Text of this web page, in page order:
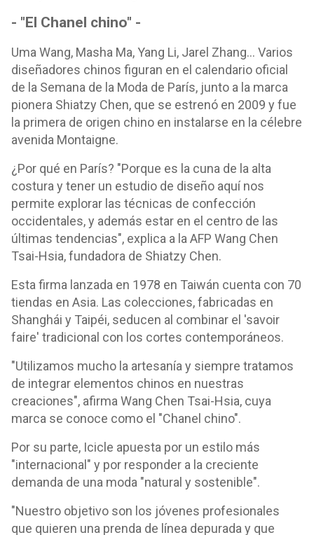
- "El Chanel chino" -
Uma Wang, Masha Ma, Yang Li, Jarel Zhang... Varios
diseñadores chinos figuran en el calendario oficial
de la Semana de la Moda de París, junto a la marca
pionera Shiatzy Chen, que se estrenó en 2009 y fue
la primera de origen chino en instalarse en la célebre
avenida Montaigne.
¿Por qué en París? "Porque es la cuna de la alta
costura y tener un estudio de diseño aquí nos
permite explorar las técnicas de confección
occidentales, y además estar en el centro de las
últimas tendencias", explica a la AFP Wang Chen
Tsai-Hsia, fundadora de Shiatzy Chen.
Esta firma lanzada en 1978 en Taiwán cuenta con 70
tiendas en Asia. Las colecciones, fabricadas en
Shanghái y Taipéi, seducen al combinar el 'savoir
faire' tradicional con los cortes contemporáneos.
"Utilizamos mucho la artesanía y siempre tratamos
de integrar elementos chinos en nuestras
creaciones", afirma Wang Chen Tsai-Hsia, cuya
marca se conoce como el "Chanel chino".
Por su parte, Icicle apuesta por un estilo más
"internacional" y por responder a la creciente
demanda de una moda "natural y sostenible".
"Nuestro objetivo son los jóvenes profesionales
que quieren una prenda de línea depurada y que